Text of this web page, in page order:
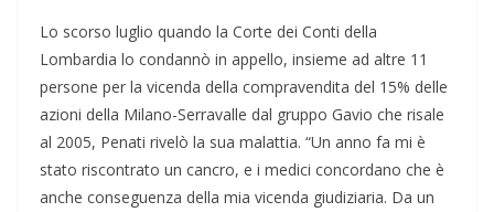
Lo scorso luglio quando la Corte dei Conti della
Lombardia lo condannò in appello, insieme ad altre 11
persone per la vicenda della compravendita del 15% delle
azioni della Milano-Serravalle dal gruppo Gavio che risale
al 2005, Penati rivelò la sua malattia. “Un anno fa mi è
stato riscontrato un cancro, e i medici concordano che è
anche conseguenza della mia vicenda giudiziaria. Da un